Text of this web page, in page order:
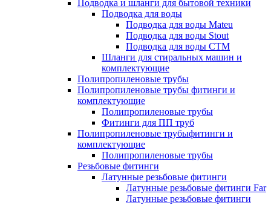
Подводка и шланги для бытовой техники
Подводка для воды
Подводка для воды Mateu
Подводка для воды Stout
Подводка для воды СТМ
Шланги для стиральных машин и
комплектующие
Полипропиленовые трубы
Полипропиленовые трубы фитинги и
комплектующие
Полипропиленовые трубы
Фитинги для ПП труб
Полипропиленовые трубыфитинги и
комплектующие
Полипропиленовые трубы
Резьбовые фитинги
Латунные резьбовые фитинги
Латунные резьбовые фитинги Far
Латунные резьбовые фитинги